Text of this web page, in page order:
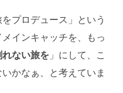
プロデュース」という
インキャッチを、もっ
ない旅を 」にして、こ
かなぁ、と考えていま